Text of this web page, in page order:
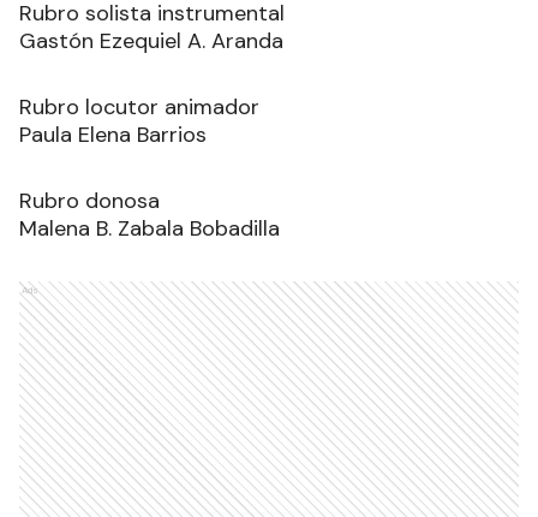
Rubro solista instrumental
Gastón Ezequiel A. Aranda
Rubro locutor animador
Paula Elena Barrios
Rubro donosa
Malena B. Zabala Bobadilla
Ads